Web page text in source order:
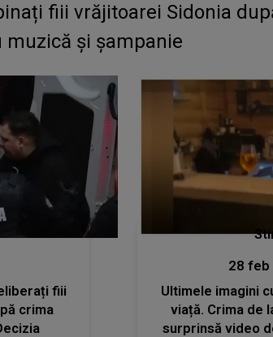
fiii vrăjitoarei Sidonia
muzică și șampanie
fiii
crima
28 feb
Ultimele imagini
viață. Crima de
surprinsă video